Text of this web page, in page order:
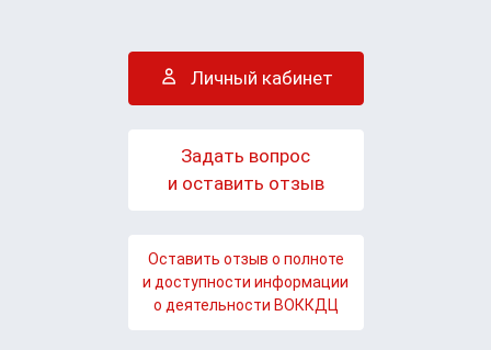
Личный кабинет
Задать вопрос
и оставить отзыв
Оставить отзыв о полноте
и доступности информации
о деятельности ВОККДЦ